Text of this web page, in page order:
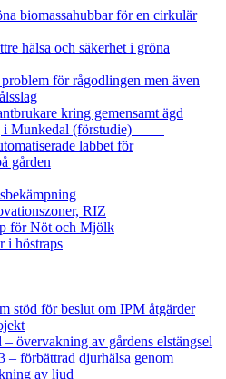
biomassahubbar för en cirkulär
hälsa och säkerhet i gröna
för rågodlingen men även
kring gemensamt ägd
i Munkedal (förstudie)
labbet för
gården
RIZ
för Nöt och Mjölk
i höstraps
stöd för beslut om IPM åtgärder
– övervakning av gårdens elstängsel
– förbättrad djurhälsa genom
av ljud